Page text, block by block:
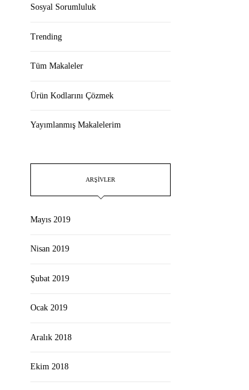
Sosyal Sorumluluk
Trending
Tüm Makaleler
Ürün Kodlarını Çözmek
Yayımlanmış Makalelerim
ARŞIVLER
Mayıs 2019
Nisan 2019
Şubat 2019
Ocak 2019
Aralık 2018
Ekim 2018